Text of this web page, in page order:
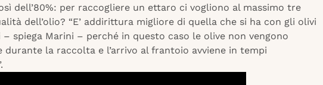
dell’80%: per raccogliere un ettaro ci vogliono al massimo tre
dell’olio? “E’ addirittura migliore di quella che si ha con gli olivi
spiega Marini – perché in questo caso le olive non vengono
durante la raccolta e l’arrivo al frantoio avviene in tempi